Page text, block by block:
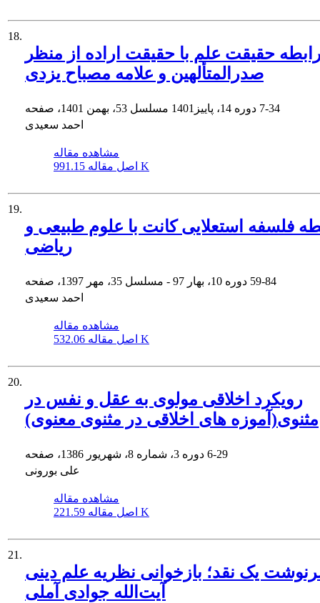
18.
حقیقت علم با حقیقت اراده از منظر
صدرالمتألهین و علامه مصباح یزدی
7-34
احمد سعیدی
مشاهده مقاله
اصل مقاله 991.15 K
19.
فلسفه استعلایی کانت با علوم طبیعی و
ریاضی
59-84
احمد سعیدی
مشاهده مقاله
اصل مقاله 532.06 K
20.
رویکرد اخلاقی مولوی به عقل و نفس در
مثنوی(آموزه های اخلاقی در مثنوی معنوی)
6-29
علی بورونی
مشاهده مقاله
اصل مقاله 221.59 K
21.
یک نقد؛ بازخوانی نظریه علم دینی
آیت‌الله جوادی آملی